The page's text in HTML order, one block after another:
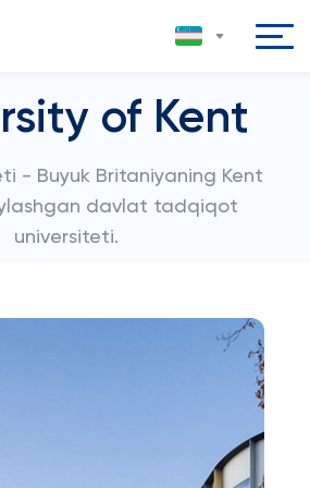
of Kent
- Buyuk Britaniyaning Kent
davlat tadqiqot
universiteti.